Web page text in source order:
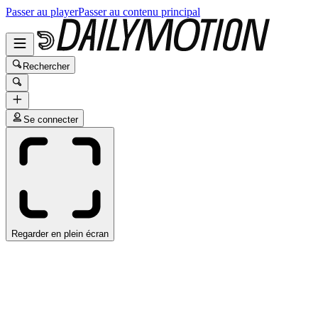
Passer au playerPasser au contenu principal
Rechercher
Se connecter
Regarder en plein écran